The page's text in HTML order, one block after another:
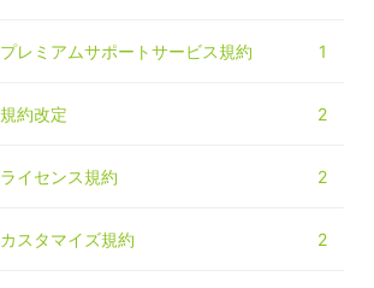
プレミアムサポートサービス規約 1
規約改定 2
ライセンス規約 2
カスタマイズ規約 2